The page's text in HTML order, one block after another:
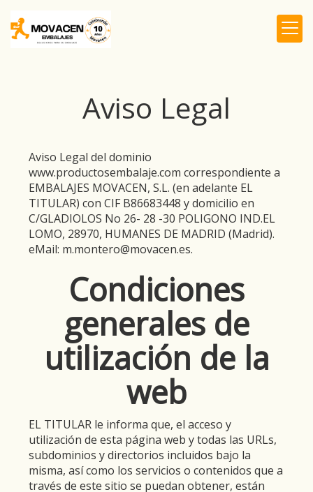
Aviso Legal
Aviso Legal del dominio
www.productosembalaje.com correspondiente a
EMBALAJES MOVACEN, S.L. (en adelante EL
TITULAR) con CIF B86683448 y domicilio en
C/GLADIOLOS No 26- 28 -30 POLIGONO IND.EL
LOMO, 28970, HUMANES DE MADRID (Madrid).
eMail: m.montero@movacen.es.
Condiciones
generales de
utilización de la
web
EL TITULAR le informa que, el acceso y
utilización de esta página web y todas las URLs,
subdominios y directorios incluidos bajo la
misma, así como los servicios o contenidos que a
través de este sitio se puedan obtener, están